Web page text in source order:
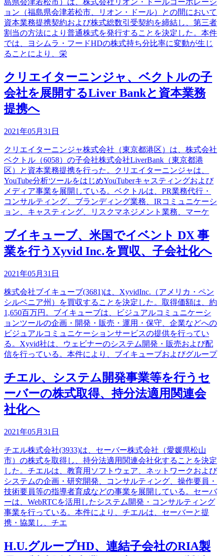
島県会津若松市）は、株式会社リオン・ドールコーポレーシ
ョン（福島県会津若松市、リオン・ドール）との間において
資本業務提携契約および株式総数引受契約を締結し、第三者
割当の方法により普通株式を発行することを決定した。本件
では、ヨシムラ・フードHDの株式持ち分比率に変動が生じ
ることにより、栄
クリエイターニンジャ、ベクトルの子
会社を展開するLiver Bankと資本業務
提携へ
2021年05月31日
クリエイターニンジャ株式会社（東京都港区）は、株式会社
ベクトル（6058）の子会社株式会社LiverBank（東京都港
区）と資本業務提携を行った。クリエイターニンジャは、
YouTube分析ツールをはじめYouTuberキャスティングおよび
メディア事業を展開している。ベクトルは、PR業務代行・
コンサルティング、ブランディング業務、IRコミュニケーシ
ョン、キャスティング、リスクマネジメント業務、マーケ
ブイキューブ、米国でイベント DX 事
業を行うXyvid Inc.を買収、子会社化へ
2021年05月31日
株式会社ブイキューブ(3681)は、XyvidInc.（アメリカ・ペン
シルベニア州）を買収することを決定した。取得価額は、約
1,650百万円。ブイキューブは、ビジュアルコミュニケーシ
ョンツールの企画・開発・販売・運用・保守、企業などへの
ビジュアルコミュニケーションサービスの提供を行ってい
る。Xyvid社は、ウェビナーのシステム開発・販売および配
信を行っている。本件により、ブイキューブおよびグループ
チエル、システム開発事業等を行うセ
ーバーの株式取得、持分法適用関連会
社化へ
2021年05月31日
チエル株式会社(3933)は、セーバー株式会社（愛媛県松山
市）の株式を取得し、持分法適用関連会社化することを決定
した。チエルは、教育用ソフトウェア、ネットワークおよび
システムの企画・研究開発、コンサルティング、操作要員・
技術要員等の指導者育成などの事業を展開している。セーバ
ーは、WebRTCを活用したシステム開発・コンサルティング
事業を行っている。本件により、チエルは、セーバーと提
携・協業し、チエ
H.U.グループHD、連結子会社のRIA製